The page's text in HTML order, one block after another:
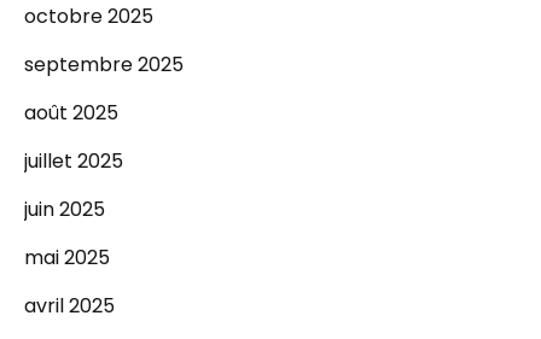
octobre 2025
septembre 2025
août 2025
juillet 2025
juin 2025
mai 2025
avril 2025